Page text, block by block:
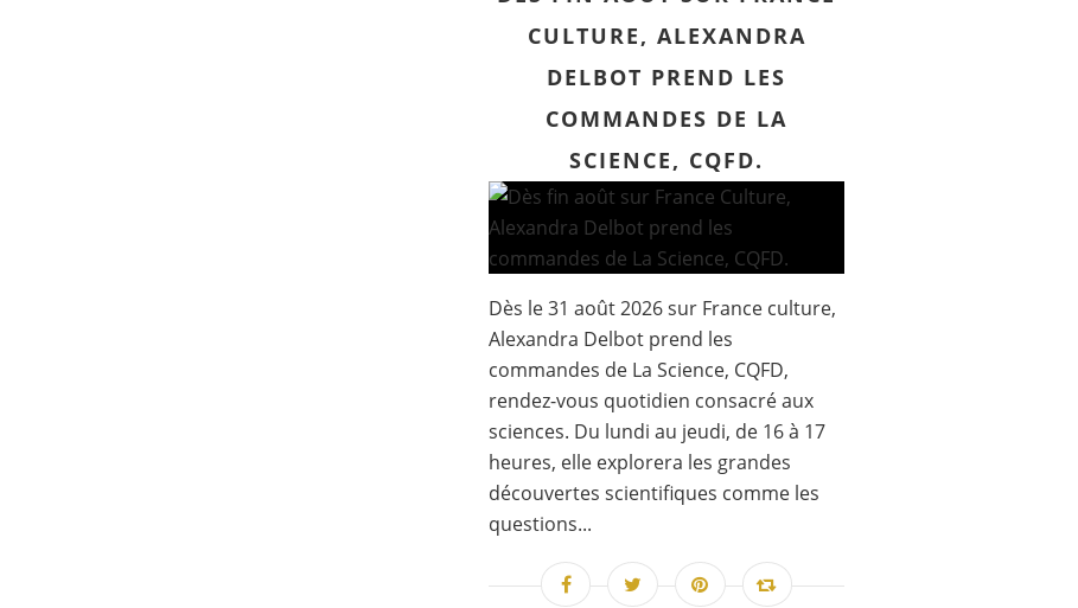
CULTURE, ALEXANDRA
DELBOT PREND LES
COMMANDES DE LA
SCIENCE, CQFD.
Dès le 31 août 2026 sur France culture,
Alexandra Delbot prend les
commandes de La Science, CQFD,
rendez-vous quotidien consacré aux
sciences. Du lundi au jeudi, de 16 à 17
heures, elle explorera les grandes
découvertes scientifiques comme les
questions...